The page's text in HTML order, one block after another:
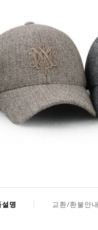
설명 교환/환불안내